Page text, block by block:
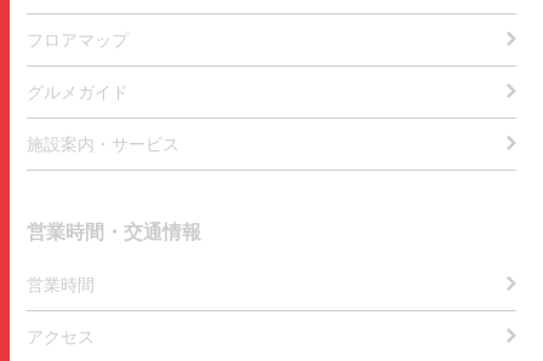
フロアマップ
グルメガイド
施設案内・サービス
営業時間・交通情報
営業時間
アクセス